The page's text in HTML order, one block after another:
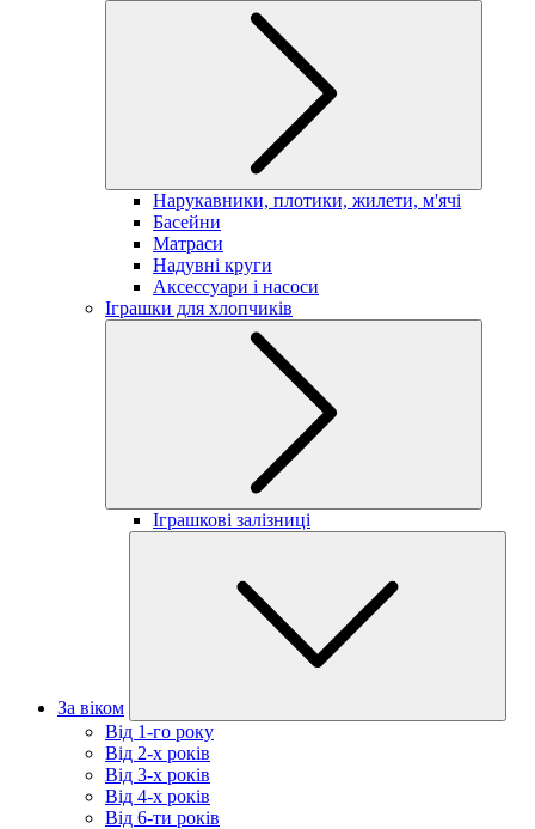
Нарукавники, плотики, жилети, м'ячі
Басейни
Матраси
Надувні круги
Аксессуари і насоси
Іграшки для хлопчиків
Іграшкові залізниці
За віком
Від 1-го року
Від 2-х років
Від 3-х років
Від 4-х років
Від 6-ти років